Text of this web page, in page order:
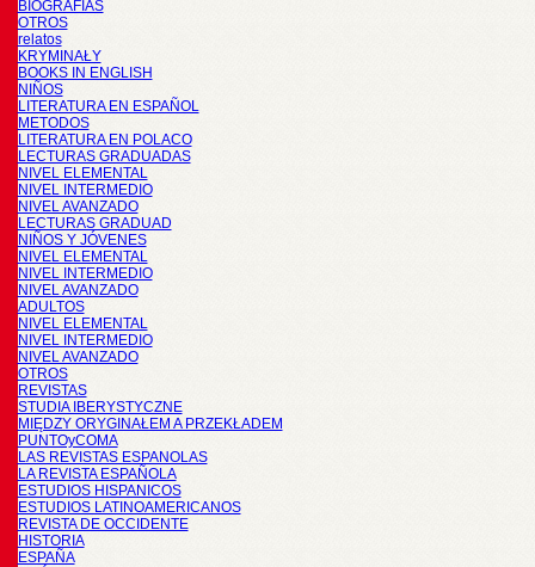
BIOGRAFÍAS
OTROS
relatos
KRYMINAŁY
BOOKS IN ENGLISH
NIÑOS
LITERATURA EN ESPAÑOL
METODOS
LITERATURA EN POLACO
LECTURAS GRADUADAS
NIVEL ELEMENTAL
NIVEL INTERMEDIO
NIVEL AVANZADO
LECTURAS GRADUAD
NIÑOS Y JÓVENES
NIVEL ELEMENTAL
NIVEL INTERMEDIO
NIVEL AVANZADO
ADULTOS
NIVEL ELEMENTAL
NIVEL INTERMEDIO
NIVEL AVANZADO
OTROS
REVISTAS
STUDIA IBERYSTYCZNE
MIĘDZY ORYGINAŁEM A PRZEKŁADEM
PUNTOyCOMA
LAS REVISTAS ESPANOLAS
LA REVISTA ESPAÑOLA
ESTUDIOS HISPANICOS
ESTUDIOS LATINOAMERICANOS
REVISTA DE OCCIDENTE
HISTORIA
ESPAÑA